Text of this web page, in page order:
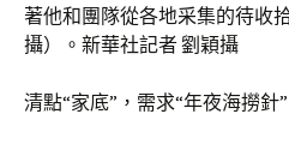
著他和團隊從各地采集的待收
攝）。新華社記者 劉穎攝
清點“家底”，需求“年夜海撈針”